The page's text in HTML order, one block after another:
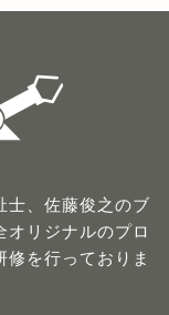
士、佐藤俊之のブ
オリジナルのプロ
を行っておりま